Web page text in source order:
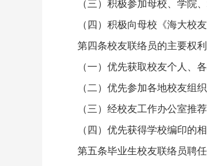
（三）积极参加母校、学院
（四）积极向母校《海大校友
第四条校友联络员的主要权利
（一）优先获取校友个人、
（二）优先参加各地校友组
（三）经校友工作办公室推
（四）优先获得学校编印的相
第五条毕业生校友联络员聘任